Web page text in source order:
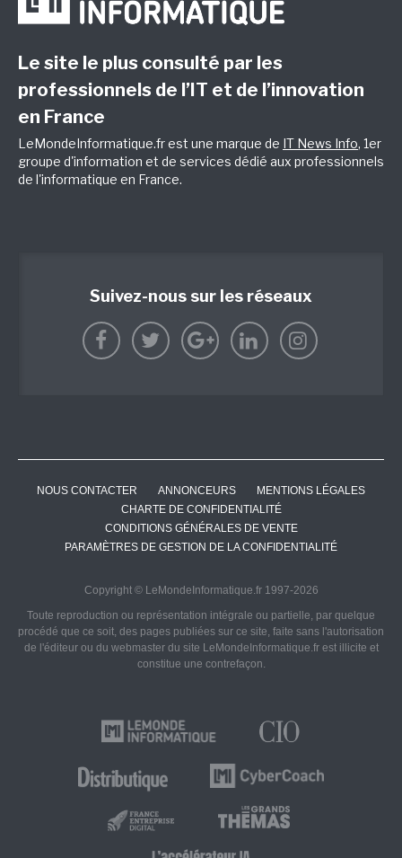
Le site le plus consulté par les
professionnels de l’IT et de l’innovation
en France
LeMondeInformatique.fr est une marque de IT News Info, 1er
groupe d'information et de services dédié aux professionnels
de l'informatique en France.
Suivez-nous sur les réseaux
NOUS CONTACTER ANNONCEURS
MENTIONS LÉGALES
CHARTE DE CONFIDENTIALITÉ
CONDITIONS GÉNÉRALES DE VENTE
PARAMÈTRES DE GESTION DE LA CONFIDENTIALITÉ
Copyright © LeMondeInformatique.fr 1997-2026
Toute reproduction ou représentation intégrale ou partielle, par quelque
procédé que ce soit, des pages publiées sur ce site, faite sans l'autorisation
de l'éditeur ou du webmaster du site LeMondeInformatique.fr est illicite et
constitue une contrefaçon.